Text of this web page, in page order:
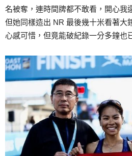
名被奪，連時間牌都不敢看，開心我
但她同樣造出 NR 最後幾十米看著大
心感可惜，但竟能破紀錄一分多鐘也